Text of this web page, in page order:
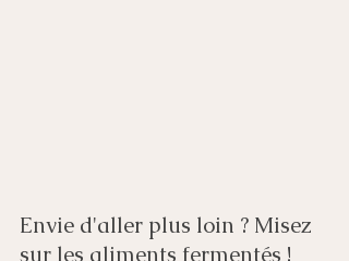
Envie d'aller plus loin ? Misez
sur les aliments fermentés !